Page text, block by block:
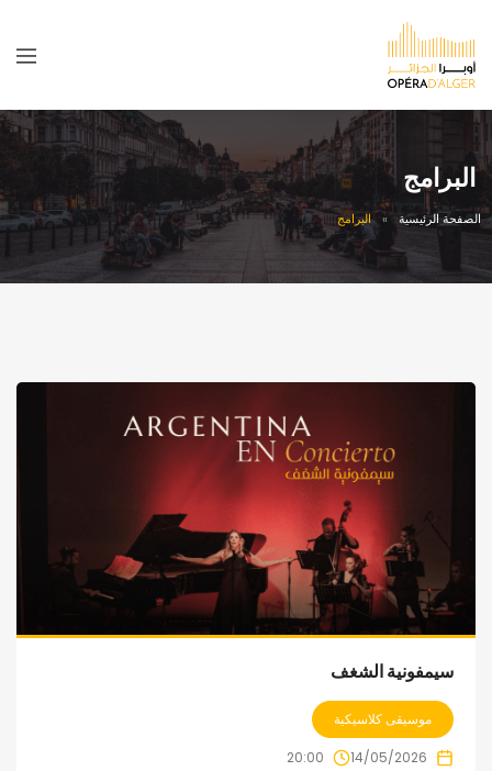
البرامج
الصفحة الرئيسية البرامج
سيمفونية الشغف
موسيقى كلاسيكية
14/05/2026
20:00